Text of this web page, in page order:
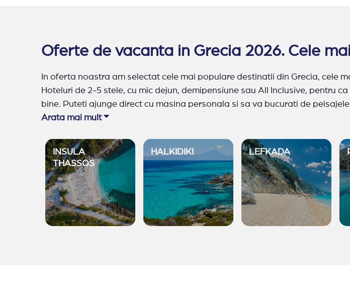
Oferte de vacanta in Grecia 2026. Cele
In oferta noastra am selectat cele mai populare destinatii din Grecia, cele
Hoteluri de 2-5 stele, cu mic dejun, demipensiune sau All Inclusive, pentru
bine. Puteti ajunge direct cu masina personala si sa va bucurati de
cazare foarte bune. A
Arata mai mult
INSULA
THASSOS
HALKIDIKI LEFKADA